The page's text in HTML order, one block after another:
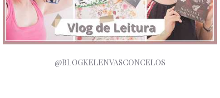
@BLOGKELENVASCONCELOS